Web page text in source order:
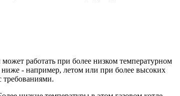
работать при более низком температурном
ниже - например, летом или при более высоких
требованиями.